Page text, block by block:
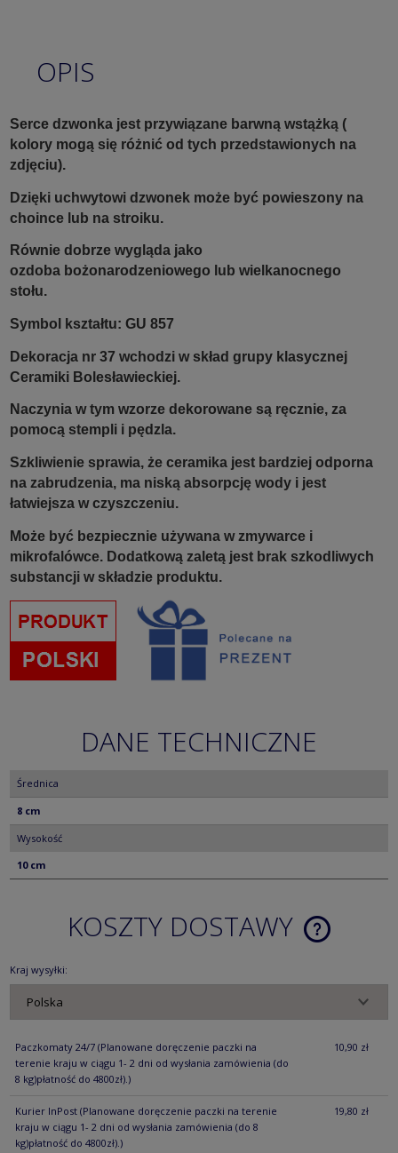
OPIS
Serce dzwonka jest przywiązane barwną wstążką (
kolory mogą się różnić od tych przedstawionych na
zdjęciu).
Dzięki uchwytowi dzwonek może być powieszony na
choince lub na stroiku.
Równie dobrze wygląda jako
ozdoba bożonarodzeniowego lub wielkanocnego
stołu.
Symbol kształtu: GU 857
Dekoracja nr 37 wchodzi w skład grupy klasycznej
Ceramiki Bolesławieckiej.
Naczynia w tym wzorze dekorowane są ręcznie, za
pomocą stempli i pędzla.
Szkliwienie sprawia, że ceramika jest bardziej odporna
na zabrudzenia, ma niską absorpcję wody i jest
łatwiejsza w czyszczeniu.
Może być bezpiecznie używana w zmywarce i
mikrofalówce. Dodatkową zaletą jest brak szkodliwych
substancji w składzie produktu.
DANE TECHNICZNE
Średnica
8 cm
Wysokość
10 cm
KOSZTY DOSTAWY
CENA NIE
Kraj wysyłki:
Paczkomaty 24/7 (Planowane doręczenie paczki na
terenie kraju w ciągu 1- 2 dni od wysłania zamówienia (do
8 kg)płatność do 4800zł).)
10,90 zł
Kurier InPost (Planowane doręczenie paczki na terenie
kraju w ciągu 1- 2 dni od wysłania zamówienia (do 8
kg)płatność do 4800zł).)
19,80 zł